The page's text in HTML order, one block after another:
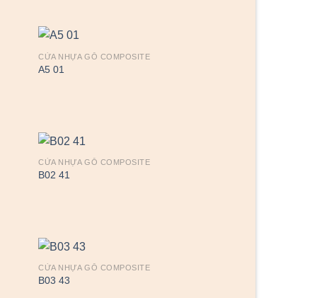
5 sao
CỬA NHỰA GỖ COMPOSITE
A5 01
CỬA NHỰA GỖ COMPOSITE
B02 41
CỬA NHỰA GỖ COMPOSITE
B03 43